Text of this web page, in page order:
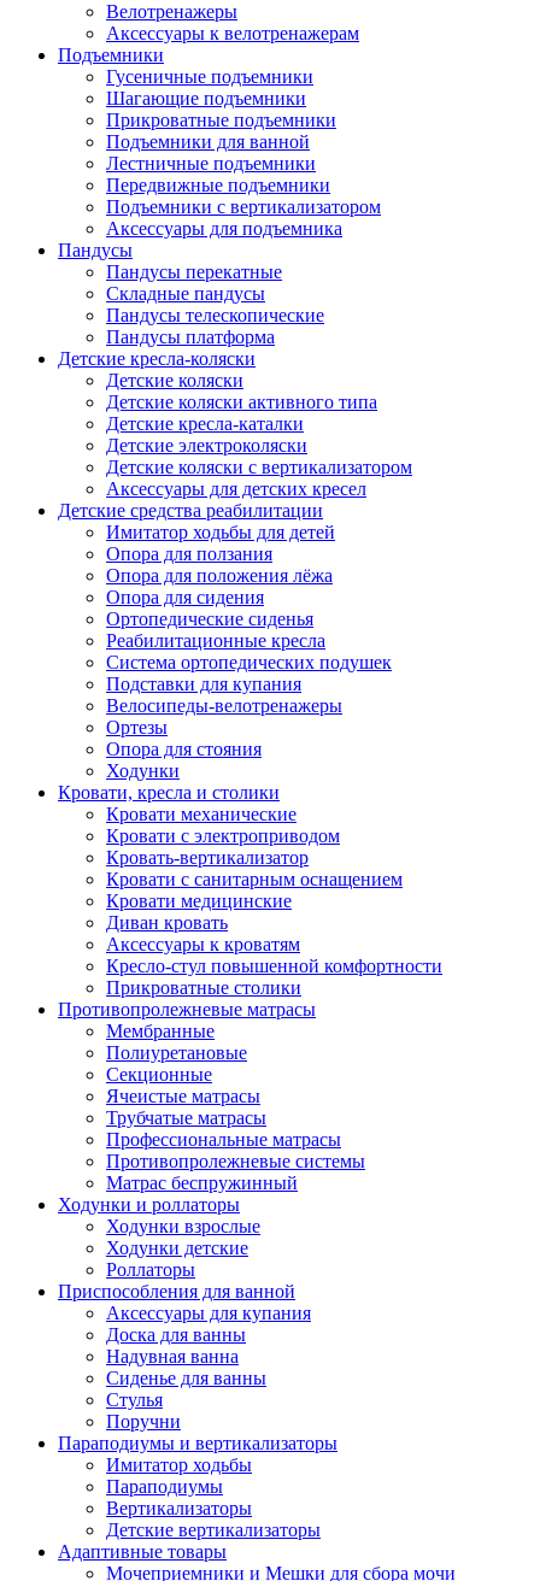
Велотренажеры
Аксессуары к велотренажерам
Подъемники
Гусеничные подъемники
Шагающие подъемники
Прикроватные подъемники
Подъемники для ванной
Лестничные подъемники
Передвижные подъемники
Подъемники с вертикализатором
Аксессуары для подъемника
Пандусы
Пандусы перекатные
Складные пандусы
Пандусы телескопические
Пандусы платформа
Детские кресла-коляски
Детские коляски
Детские коляски активного типа
Детские кресла-каталки
Детские электроколяски
Детские коляски с вертикализатором
Аксессуары для детских кресел
Детские средства реабилитации
Имитатор ходьбы для детей
Опора для ползания
Опора для положения лёжа
Опора для сидения
Ортопедические сиденья
Реабилитационные кресла
Система ортопедических подушек
Подставки для купания
Велосипеды-велотренажеры
Ортезы
Опора для стояния
Ходунки
Кровати, кресла и столики
Кровати механические
Кровати с электроприводом
Кровать-вертикализатор
Кровати с санитарным оснащением
Кровати медицинские
Диван кровать
Аксессуары к кроватям
Кресло-стул повышенной комфортности
Прикроватные столики
Противопролежневые матрасы
Мембранные
Полиуретановые
Секционные
Ячеистые матрасы
Трубчатые матрасы
Профессиональные матрасы
Противопролежневые системы
Матрас беспружинный
Ходунки и роллаторы
Ходунки взрослые
Ходунки детские
Роллаторы
Приспособления для ванной
Аксессуары для купания
Доска для ванны
Надувная ванна
Сиденье для ванны
Стулья
Поручни
Параподиумы и вертикализаторы
Имитатор ходьбы
Параподиумы
Вертикализаторы
Детские вертикализаторы
Адаптивные товары
Мочеприемники и Мешки для сбора мочи